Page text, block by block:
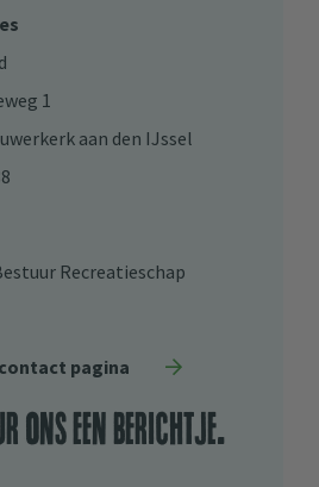
1
aan den IJssel
Recreatieschap
pagina
ons een berichtje.